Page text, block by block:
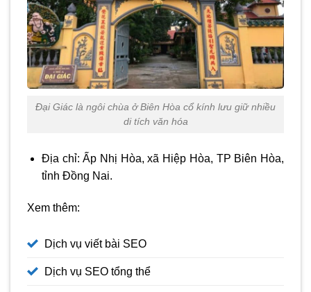
Đại Giác là ngôi chùa ở Biên Hòa cổ kính lưu giữ nhiều
di tích văn hóa
Địa chỉ: Ấp Nhị Hòa, xã Hiệp Hòa, TP Biên Hòa,
tỉnh Đồng Nai.
Xem thêm:
Dịch vụ viết bài SEO
Dịch vụ SEO tổng thể